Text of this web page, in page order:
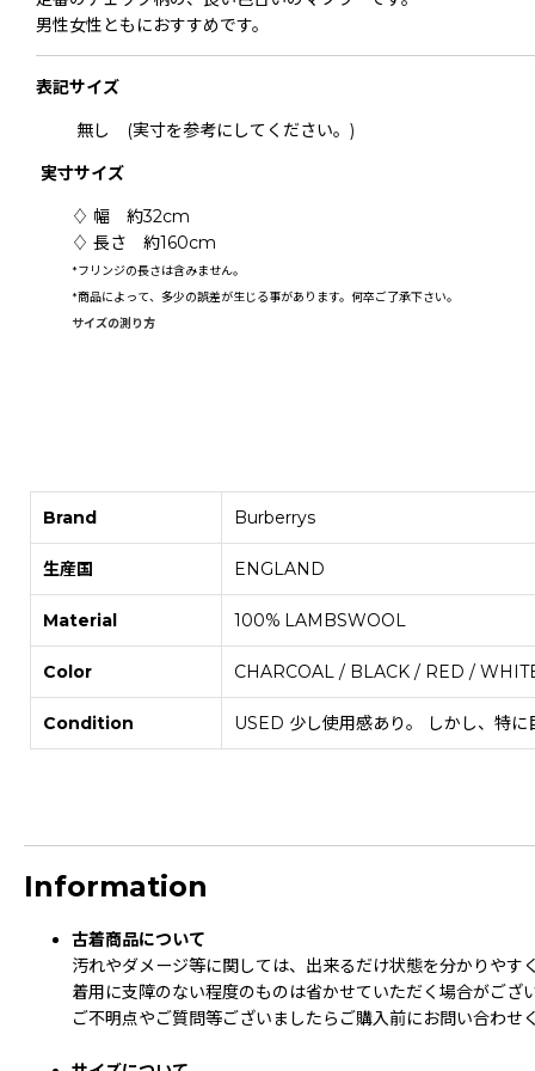
男性女性ともにおすすめです。
表記サイズ
無し (実寸を参考にしてください。)
実寸サイズ
♢ 幅 約32cm
♢ 長さ 約160cm
*フリンジの長さは含みません。
*商品によって、多少の誤差が生じる事があります。何卒ご了承下さい。
サイズの測り方
Brand Burberrys
生産国 ENGLAND
Material 100% LAMBSWOOL
Color CHARCOAL / BLACK / RED /
Condition USED 少し使用感あり。 しかし、特
Information
古着商品について
汚れやダメージ等に関しては、出来るだけ状態を分かりやす
着用に支障のない程度のものは省かせていただく場合がござ
ご不明点やご質問等ございましたらご購入前にお問い合わせ